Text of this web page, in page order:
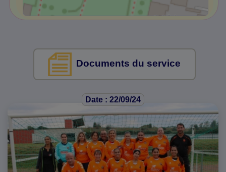
Documents du service
Date : 22/09/24